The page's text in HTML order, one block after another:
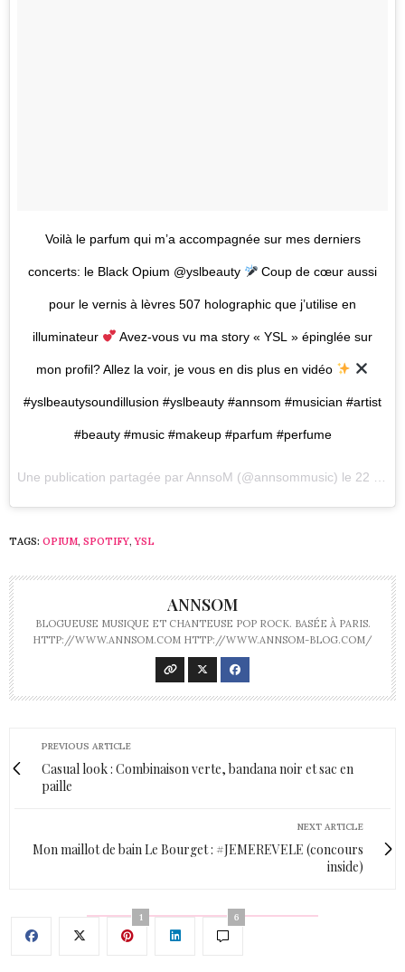
Voilà le parfum qui m’a accompagnée sur mes derniers
concerts: le Black Opium @yslbeauty Coup de cœur aussi
pour le vernis à lèvres 507 holographic que j’utilise en
illuminateur Avez-vous vu ma story « YSL » épinglée sur
mon profil? Allez la voir, je vous en dis plus en vidéo
#yslbeautysoundillusion #yslbeauty #annsom #musician #artist
#beauty #music #makeup #parfum #perfume
Une publication partagée par AnnsoM (@annsommusic) le 22 Mai 2018 à 9 :56 PDT
TAGS: OPIUM, SPOTIFY,YSL
ANNSOM
BLOGUEUSE MUSIQUE ET CHANTEUSE POP ROCK. BASÉE À PARIS.
HTTP://WWW.ANNSOM.COM HTTP://WWW.ANNSOM-BLOG.COM/
PREVIOUS ARTICLE
Casual look : Combinaison verte, bandana noir et sac en
paille
NEXT ARTICLE
Mon maillot de bain Le Bourget : #JEMEREVELE (concours
inside)
1 6